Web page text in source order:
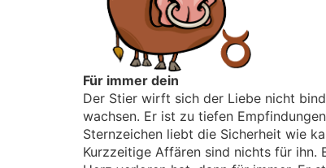
Für immer dein
Der Stier wirft sich der Liebe nicht
wachsen. Er ist zu tiefen
Sternzeichen liebt die Sicherheit wie
Kurzzeitige Affären sind nichts für ihn.